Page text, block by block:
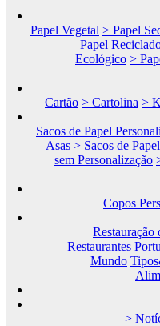
Papel Vegetal > Papel
Papel
Ecológico >
Cartão > Cartolina >
Sacos de Papel
Asas > Sacos de
sem Personalização
Copos
Restaurantes
Mundo
>